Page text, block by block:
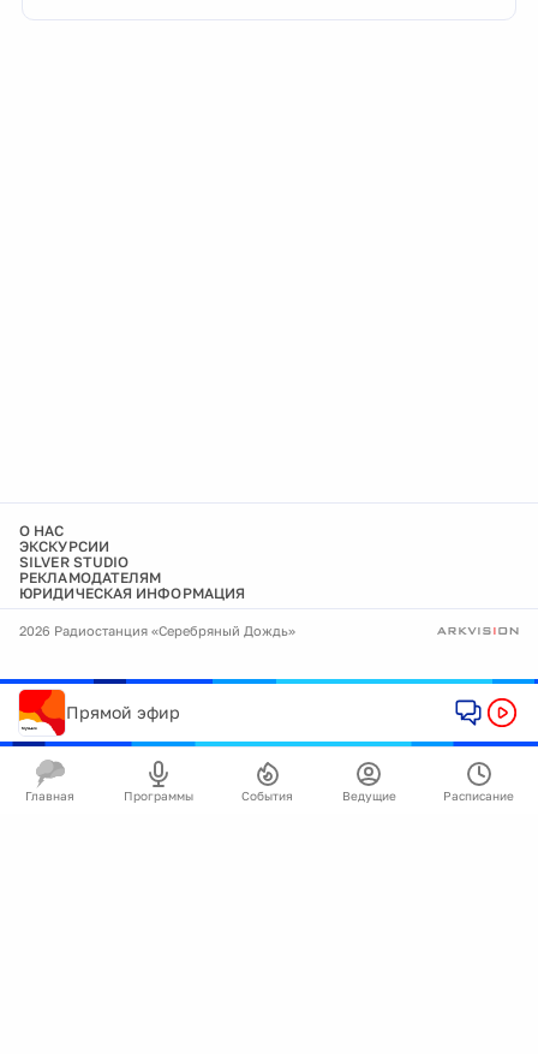
О НАС
ЭКСКУРСИИ
SILVER STUDIO
РЕКЛАМОДАТЕЛЯМ
ЮРИДИЧЕСКАЯ ИНФОРМАЦИЯ
2026 Радиостанция «Серебряный Дождь»
Прямой эфир
Главная Программы События Ведущие Расписание